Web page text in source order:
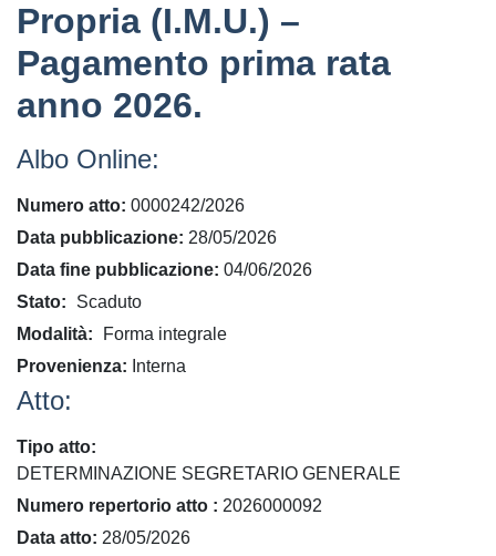
Propria (I.M.U.) –
Pagamento prima rata
anno 2026.
Albo Online:
Numero atto 0000242/2026
Data pubblicazione 28/05/2026
Data fine pubblicazione 04/06/2026
Stato
Scaduto
Modalità
Forma integrale
Provenienza
Interna
Atto:
Tipo atto
DETERMINAZIONE SEGRETARIO GENERALE
​Numero repertorio atto
2026000092
Data atto 28/05/2026